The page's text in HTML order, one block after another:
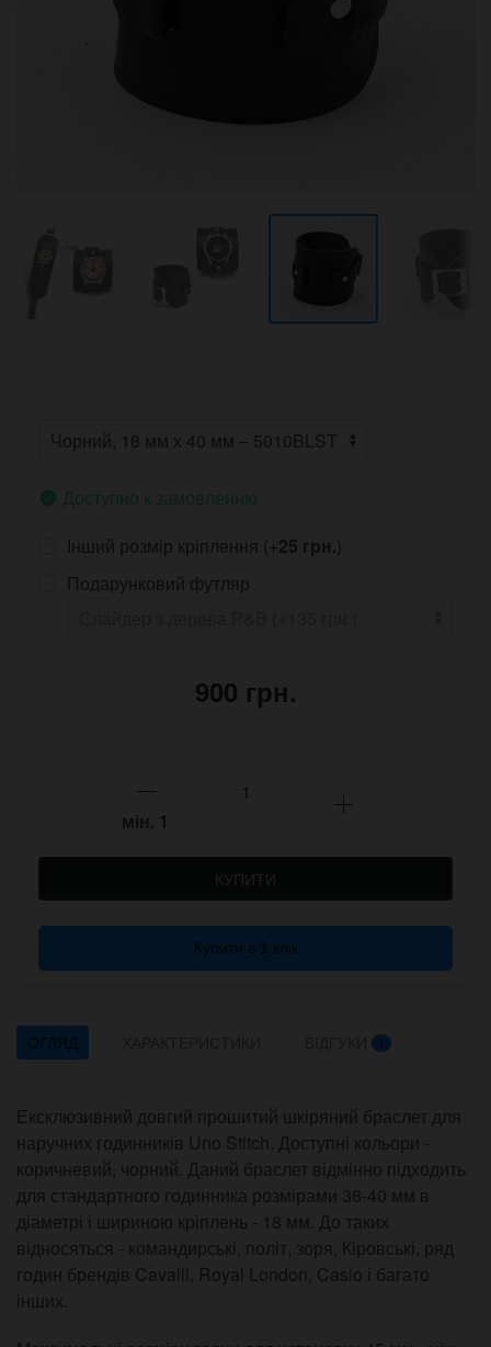
Доступно к замовленню
Інший розмір кріплення (+25 грн.)
Подарунковий футляр
900 грн.
мін. 1
КУПИТИ
Купити в 1 клік
ОГЛЯД 1
Ексклюзивний довгий прошитий шкіряний браслет для
наручних годинників Uno Stitch. Доступні кольори -
коричневий, чорний. Даний браслет відмінно підходить
для стандартного годинника розмірами 38-40 мм в
діаметрі і шириною кріплень - 18 мм. До таких
відносяться - командирські, політ, зоря, Кіровські, ряд
годин брендів Cavalli, Royal London, Casio і багато
інших.